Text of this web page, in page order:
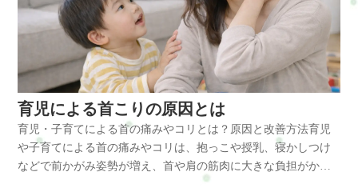
肩こりが起こります。Q:肩こりはストレッチで改善しますか？
A：軽い肩こりであればストレッチや肩甲骨運動で改善すること
があります。ただし姿勢の崩れが原因の場合は姿勢改善も重要
です。Q:整体では肩こりは改善できますか？A：整体では肩周囲
の筋肉だけでなく骨格や姿勢のバランスを整えることで、肩こ
りの改善や再発予防が期待できます。まとめデスクワークによ
る肩こりは、長時間の座り姿勢や猫背によって肩周囲の筋肉が
緊張し血流が低下することで起こります。特に僧帽筋や肩甲挙
筋、小胸筋などの筋肉が硬くなると肩甲骨の動きが悪くなり、
肩こりが慢性化しやすくなります。日常では姿勢改善やストレ
出口付近の圧迫が起こると、腕のだるさや手のしびれにつなが
ることもあります。放置するとどうなる巻き肩を放置すると姿
勢の崩れがさらに強くなります。起こりやすい症状・肩こり・
首こり・頭痛・背中の張り・腕のだるさ・呼吸の浅さ・自律神
経の乱れ巻き肩は首や肩だけでなく、呼吸や自律神経にも影響
する姿勢トラブルです。巻き肩の改善方法改善のポイントは
「胸をゆるめる」「背中を使う」ことです。おすすめの方法・
小胸筋ストレッチ・肩甲骨ストレッチ・胸を開く体操・長時間
同じ姿勢を避ける・1時間に1回立ち上がるデスクワークではモ
ニターの高さを目線に合わせることも重要です。整体で出来る
引き金になって起こることが多い不調です。赤ちゃんや子ども
を抱っこする時間が長いと、腕だけでなく首から肩、背中まで
常に力が入りやすくなります。また、授乳や食事介助、おむつ
替えでは前かがみ姿勢が増え、頭の位置が前に出ることで首の
後ろの筋肉が緊張しやすくなります。特に負担が集中しやすい
部位は以下の通りです。・僧帽筋・肩甲挙筋・小胸筋・後頭部
まわりの筋肉・首の付け根から肩甲骨周辺これらの筋肉が硬く
なると血流が低下し、締めつけられるような頭痛や重だるい頭
痛につながりやすくなります。主な原因 育児や子育てによる頭
痛には、いくつかの原因が重なっていることが少なくありませ
育児による首こりの原因とは
育児・子育てによる首の痛みやコリとは？原因と改善方法育児
や子育てによる首の痛みやコリは、抱っこや授乳、寝かしつけ
などで前かがみ姿勢が増え、首や肩の筋肉に大きな負担がかか
ることで起こりやすくなります。特に赤ちゃんのお世話では長